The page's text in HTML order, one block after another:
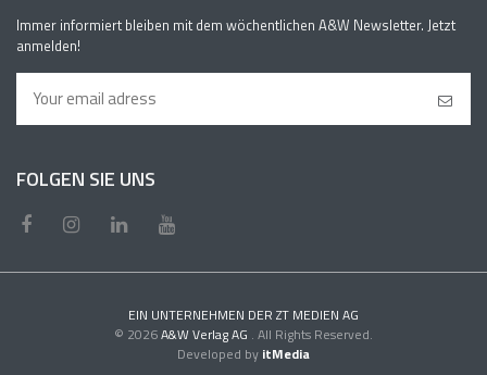
Immer informiert bleiben mit dem wöchentlichen A&W Newsletter. Jetzt
anmelden!
FOLGEN SIE UNS
EIN UNTERNEHMEN DER ZT MEDIEN AG
© 2026A&W Verlag AG . All Rights Reserved.
Developed by itMedia